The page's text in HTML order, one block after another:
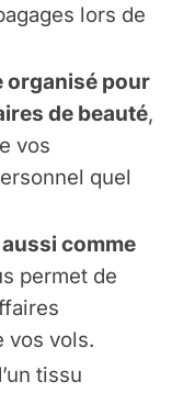
lors de
organisé pour
de beauté,
vos
quel
comme
permet de
vos vols.
tissu